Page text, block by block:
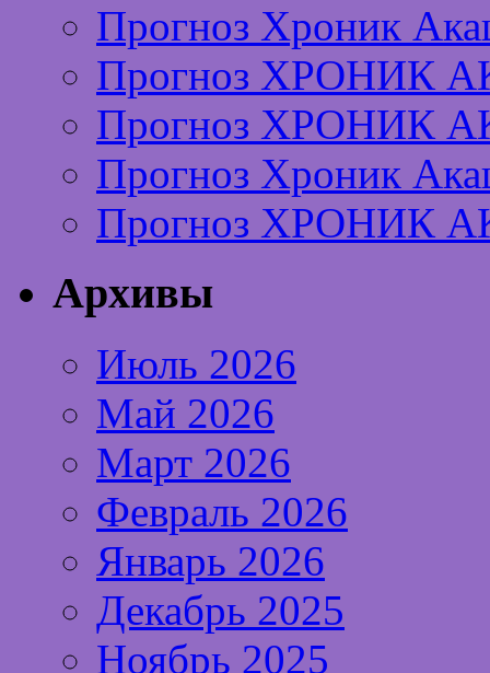
Прогноз Хроник
Прогноз ХРОНИК
Прогноз ХРОНИК
Прогноз Хроник
Прогноз ХРОНИК
Архивы
Июль 2026
Май 2026
Март 2026
Февраль 2026
Январь 2026
Декабрь 2025
Ноябрь 2025